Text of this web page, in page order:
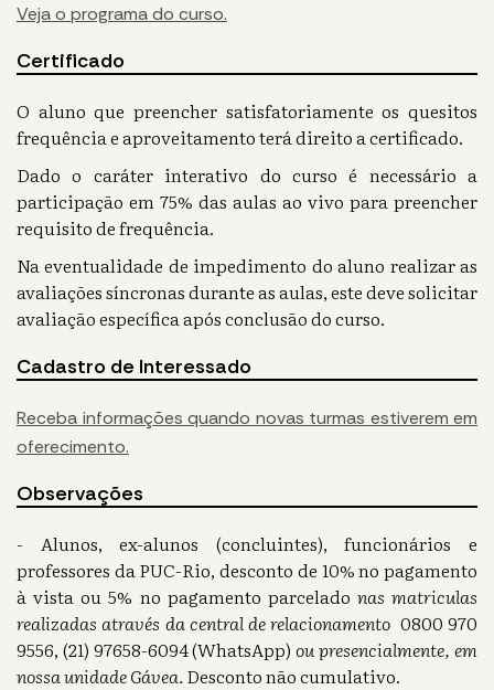
Veja o programa do curso.
Certificado
O aluno que preencher satisfatoriamente os quesitos
frequência e aproveitamento terá direito a certificado.
Dado o caráter interativo do curso é necessário a
participação em 75% das aulas ao vivo para preencher
requisito de frequência.
Na eventualidade de impedimento do aluno realizar as
avaliações síncronas durante as aulas, este deve solicitar
avaliação específica após conclusão do curso.
Cadastro de Interessado
Receba informações quando novas turmas estiverem em
oferecimento.
Observações
- Alunos, ex-alunos (concluintes), funcionários e
professores da PUC-Rio, desconto de 10% no pagamento
à vista ou 5% no pagamento parcelado nas matriculas
realizadas através da central de relacionamento 0800 970
9556, (21) 97658-6094 (WhatsApp)ou presencialmente, em
nossa unidade Gávea.Desconto não cumulativo.